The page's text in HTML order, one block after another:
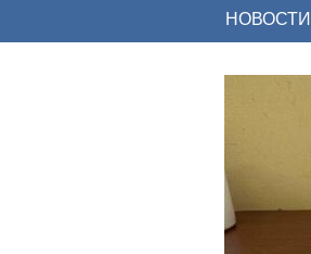
НОВОСТИ